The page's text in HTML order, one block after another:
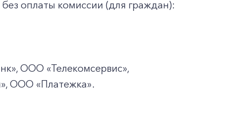
оплаты комиссии (для граждан):
ООО «Телекомсервис»,
ООО «Платежка».